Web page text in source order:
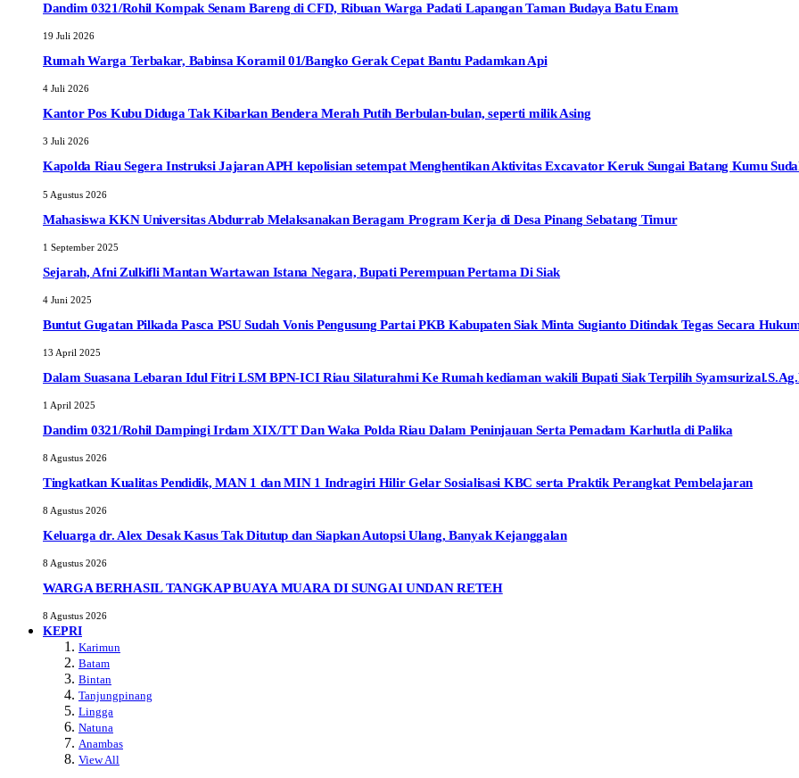
Dandim 0321/Rohil Kompak Senam Bareng di CFD, Ribuan Warga Padati Lapangan Taman Budaya Batu Enam
19 Juli 2026
Rumah Warga Terbakar, Babinsa Koramil 01/Bangko Gerak Cepat Bantu Padamkan Api
4 Juli 2026
Kantor Pos Kubu Diduga Tak Kibarkan Bendera Merah Putih Berbulan-bulan, seperti milik Asing
3 Juli 2026
Kapolda Riau Segera Instruksi Jajaran APH kepolisian setempat Menghentikan Aktivitas Excavator Keruk Sungai Batang Kumu
5 Agustus 2026
Mahasiswa KKN Universitas Abdurrab Melaksanakan Beragam Program Kerja di Desa Pinang Sebatang Timur
1 September 2025
Sejarah, Afni Zulkifli Mantan Wartawan Istana Negara, Bupati Perempuan Pertama Di Siak
4 Juni 2025
Buntut Gugatan Pilkada Pasca PSU Sudah Vonis Pengusung Partai PKB Kabupaten Siak Minta Sugianto Ditindak Tegas Secara
13 April 2025
Dalam Suasana Lebaran Idul Fitri LSM BPN-ICI Riau Silaturahmi Ke Rumah kediaman wakili Bupati Siak Terpilih
1 April 2025
Dandim 0321/Rohil Dampingi Irdam XIX/TT Dan Waka Polda Riau Dalam Peninjauan Serta Pemadam Karhutla di Palika
8 Agustus 2026
Tingkatkan Kualitas Pendidik, MAN 1 dan MIN 1 Indragiri Hilir Gelar Sosialisasi KBC serta Praktik Perangkat Pembelajaran
8 Agustus 2026
Keluarga dr. Alex Desak Kasus Tak Ditutup dan Siapkan Autopsi Ulang, Banyak Kejanggalan
8 Agustus 2026
WARGA BERHASIL TANGKAP BUAYA MUARA DI SUNGAI UNDAN RETEH
8 Agustus 2026
KEPRI
Karimun
Batam
Bintan
Tanjungpinang
Lingga
Natuna
Anambas
View All